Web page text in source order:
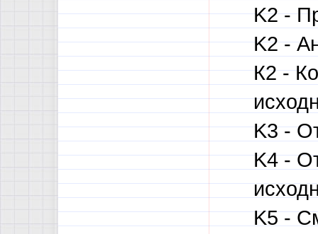
K2 -
K2 -
К2 -
K3 -
K4 -
K5 -